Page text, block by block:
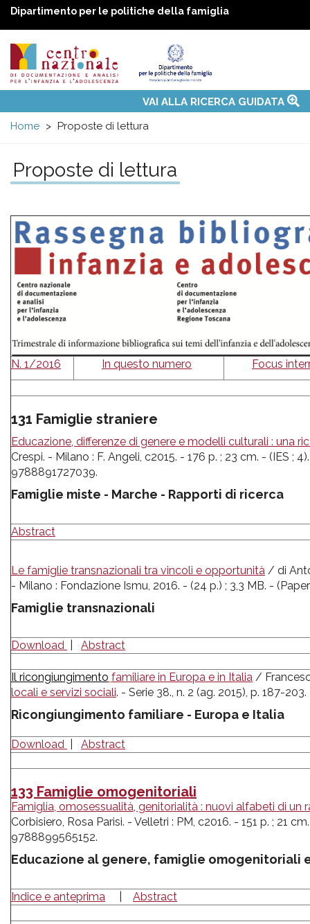
Dipartimento per le politiche della famiglia
Centro
nazionale
di
Documentazione
e
analisi
pr
l'infanzia
e
l'adolescenza
Main
menu
Temi
Attività
Convenzione ONUVAI ALLA RICERCA GUIDATA
Home
Proposte di lettura
Proposte di lettura
N. 1/2016 In questo numero Focus
131 Famiglie straniere
Educazione, differenze di genere e modelli culturali : una
Crespi. - Milano : F. Angeli, c2015. - 176 p. ; 23 cm. - (IES ;
9788891727039.
Famiglie miste - Marche - Rapporti di ricerca
Abstract
Le famiglie transnazionali tra vincoli e opportunità / di
- Milano : Fondazione Ismu, 2016. - (24 p.) ; 3,3 MB. -
Famiglie transnazionali
Download Abstract
Il ricongiungimento familiare in Europa e in Italia /
locali e servizi sociali. - Serie 38., n. 2 (ag. 2015), p. 187-
Ricongiungimento familiare - Europa e Italia
Download Abstract
133 Famiglie omogenitoriali
Famiglia, omosessualità, genitorialità : nuovi alfabeti di un
Corbisiero, Rosa Parisi. - Velletri : PM, c2016. - 151 p. ; 21
9788899565152.
Educazione al genere, famiglie omogenitoriali
Indice e anteprima Abstract